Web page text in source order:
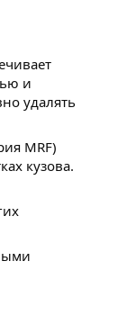
и
удалять
MRF)
кузова.